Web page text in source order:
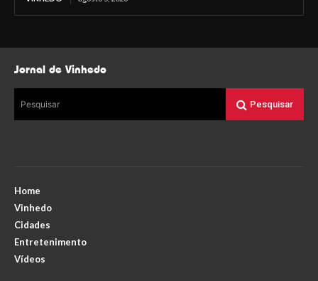
Jornal de Vinhedo
Pesquisar Pesquisar
Home
Vinhedo
Cidades
Entretenimento
Vídeos